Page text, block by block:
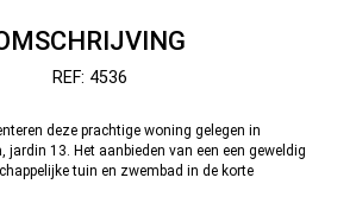
REF: 4536
deze prachtige woning gelegen in
jardin 13. Het aanbieden van een een geweldig
tuin en zwembad in de korte